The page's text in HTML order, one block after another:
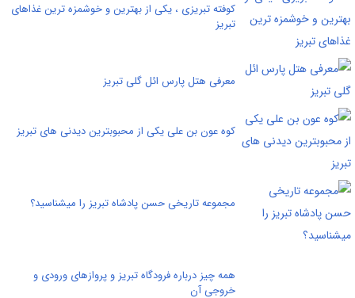
کوفته تبریزی ، یکی از بهترین و خوشمزه ترین غذاهای
تبریز
معرفی هتل پارس ائل گلی تبریز
کوه عون بن علی یکی از محبوبترین دیدنی های تبریز
مجموعه تاریخی حسن پادشاه تبریز را میشناسید؟
همه چیز درباره فرودگاه تبریز و پروازهای ورودی و
خروجی آن